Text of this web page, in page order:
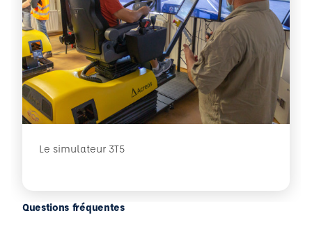
Le simulateur 3T5
Questions fréquentes